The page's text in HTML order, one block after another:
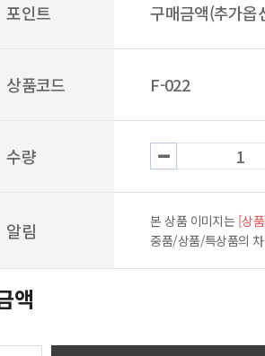
포인트 구매금액(추가옵
상품코드 F-022
수량
알림 본 상품 이미지는 [상
중품/상품/특상품의
액